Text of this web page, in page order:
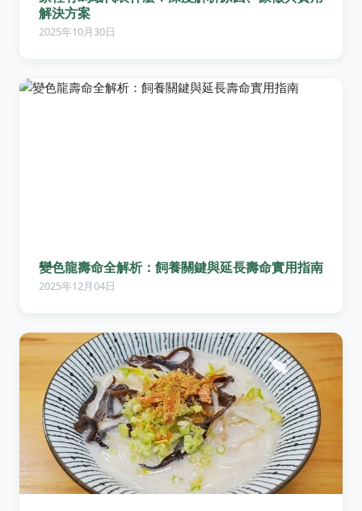
解決方案
2025年10月30日
變色龍壽命全解析：飼養關鍵與延長壽命實用指南
2025年12月04日